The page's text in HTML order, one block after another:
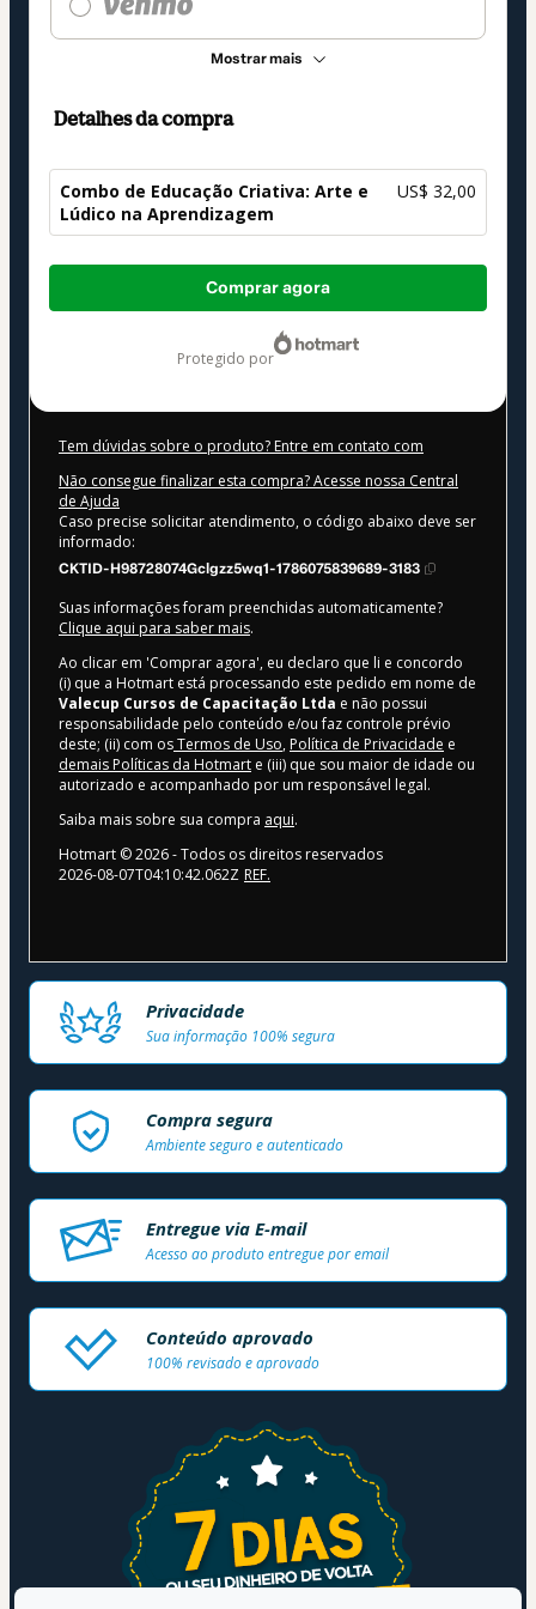
Mostrar mais
Detalhes da compra
Combo de Educação Criativa: Arte e
Lúdico na Aprendizagem
US$ 32,00
Total
Comprar agora
protegido por
Tem dúvidas sobre o produto? Entre em contato com
Não consegue finalizar esta compra? Acesse nossa Central
de Ajuda
Caso precise solicitar atendimento, o código abaixo deve ser
informado:
CKTID-H98728074Gclgzz5wq1-1786075839689-3183
Suas informações foram preenchidas automaticamente?
Clique aqui para saber mais.
Ao clicar em 'Comprar agora', eu declaro que li e concordo
(i) que a Hotmart está processando este pedido em nome de
Valecup Cursos de Capacitação Ltda e não possui
responsabilidade pelo conteúdo e/ou faz controle prévio
deste; (ii) com osTermos de Uso, Política de Privacidade e
demais Políticas da Hotmart e (iii) que sou maior de idade ou
autorizado e acompanhado por um responsável legal.
Saiba mais sobre sua compra aqui.
Hotmart ©2026- Todos os direitos reservados
2026-08-07T04:10:42.062Z REF.
Privacidade
Sua informação 100% segura
Compra segura
Ambiente seguro e autenticado
Entregue via E-mail
Acesso ao produto entregue por email
Conteúdo aprovado
100% revisado e aprovado